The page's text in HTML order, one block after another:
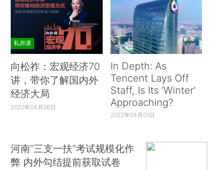
私房课
向松祚：宏观经济70
讲，带你了解国内外
经济大局
2022年04月06日
In Depth: As
Tencent Lays Off
Staff, Is Its ‘Winter’
Approaching?
2022年04月01日
河南“三支一扶”考试规模化作
弊 内外勾结提前获取试卷